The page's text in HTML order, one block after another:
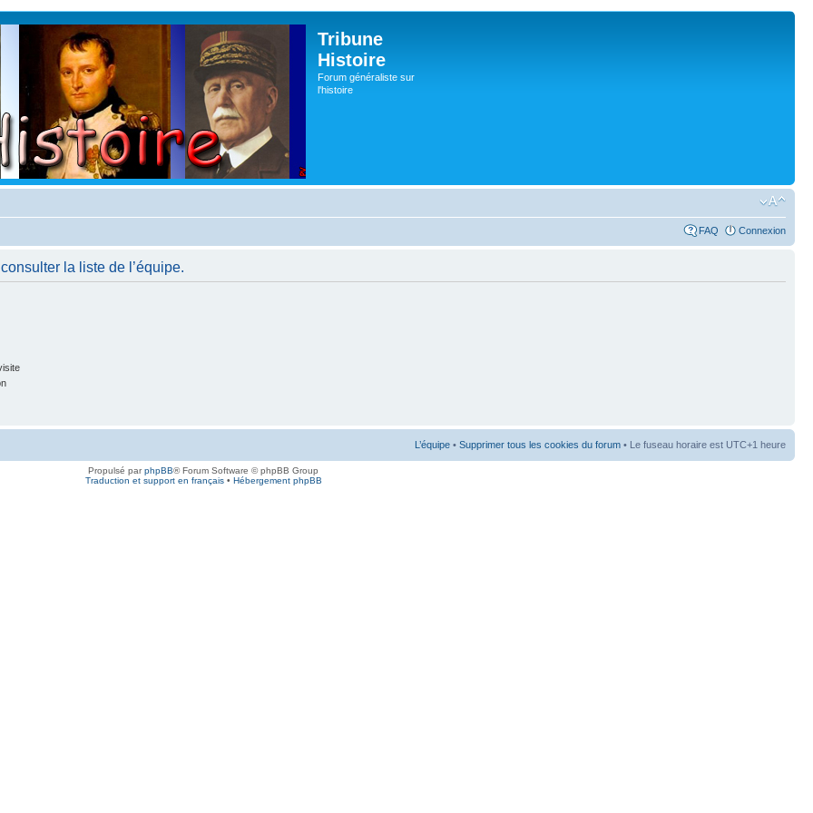
Tribune
Histoire
Forum généraliste sur
l'histoire
FAQ Connexion
la liste de l’équipe.
L’équipe • Supprimer tous les cookies du forum • Le fuseau horaire est UTC+1 heure
Propulsé parphpBB® Forum Software © phpBB Group
Traduction et support en français• Hébergement phpBB